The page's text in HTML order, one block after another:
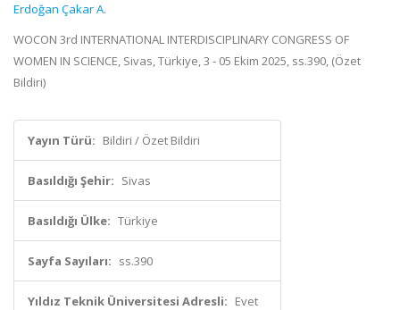
Erdoğan Çakar A.
WOCON 3rd INTERNATIONAL INTERDISCIPLINARY CONGRESS OF
WOMEN IN SCIENCE, Sivas, Türkiye, 3 - 05 Ekim 2025, ss.390, (Özet
Bildiri)
Yayın Türü: Bildiri / Özet Bildiri
Basıldığı Şehir: Sivas
Basıldığı Ülke: Türkiye
Sayfa Sayıları: ss.390
Yıldız Teknik Üniversitesi Adresli: Evet